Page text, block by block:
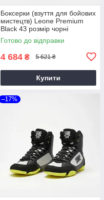
Боксерки (взуття для бойових
мистецтв) Leone Premium
Black 43 розмір чорні
Готово до відправки
4 684 ₴ 5 621 ₴
Купити
–17%